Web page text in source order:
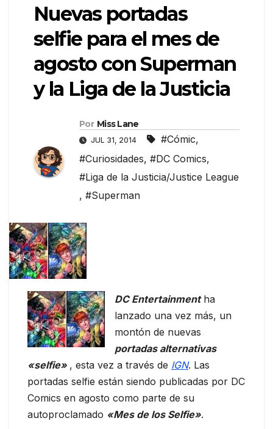
Nuevas portadas
selfie para el mes de
agosto con Superman
y la Liga de la Justicia
Por Miss Lane
JUL 31, 2014 #Cómic,
#Curiosidades, #DC Comics,
#Liga de la Justicia/Justice League
, #Superman
DC Entertainmentha
lanzado una vez más, un
montón de nuevas
portadas alternativas
«selfie» , esta vez a través de IGN. Las
portadas selfie están siendo publicadas por DC
Comics en agosto como parte de su
autoproclamado «Mes de los Selfie».